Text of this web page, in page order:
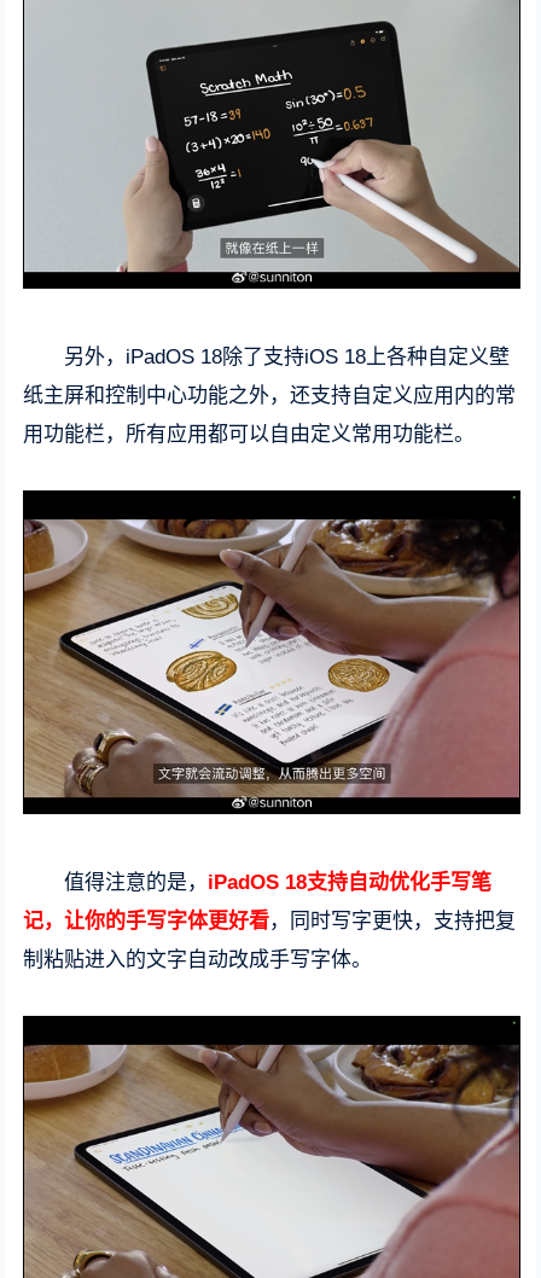
另外，iPadOS 18除了支持iOS 18上各种自定义壁
纸主屏和控制中心功能之外，还支持自定义应用内的常
用功能栏，所有应用都可以自由定义常用功能栏。
值得注意的是， iPadOS 18支持自动优化手写笔
记，让你的手写字体更好看，同时写字更快，支持把复
制粘贴进入的文字自动改成手写字体。